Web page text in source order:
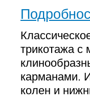
трикотажа с
карманами.
колен и